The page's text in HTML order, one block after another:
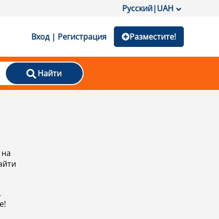
Русский|UAH
Вход | Регистрация Разместите!
Найти